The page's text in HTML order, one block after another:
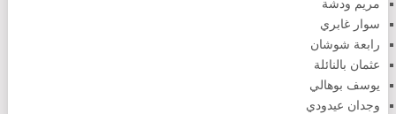
مريم ودشة
سوار غابري
رابعة شوشان
عثمان بالنائلة
يوسف بوهالي
وجدان عيدودي